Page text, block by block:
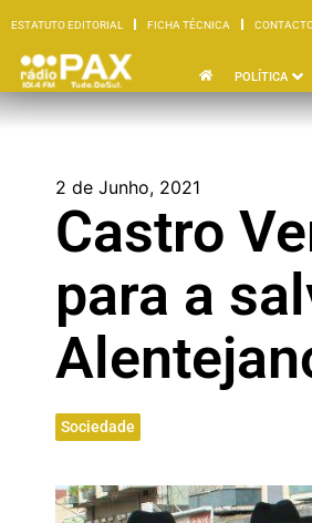
ESTATUTO EDITORIAL FICHA TÉCNICA
POLÍTICA
ESTATUTO EDITORIAL FICHA TÉCNICA
2 de Junho, 2021
Castro
para a
Sociedade